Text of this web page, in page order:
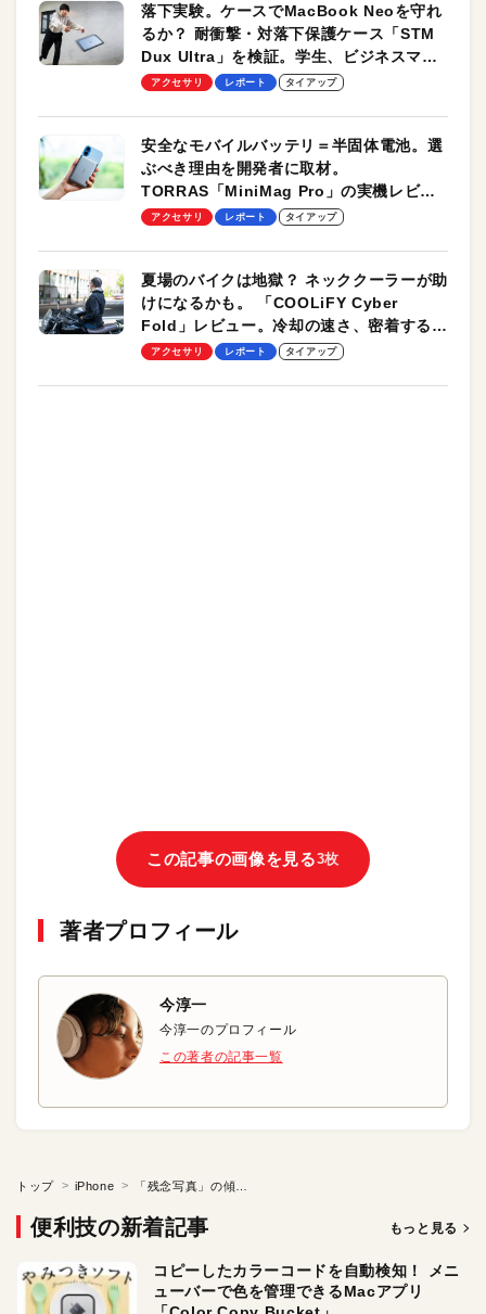
落下実験。ケースでMacBook Neoを守れ
るか？ 耐衝撃・対落下保護ケース「STM
Dux Ultra」を検証。学生、ビジネスマン
のモバイルユースに最適！
アクセサリ レポート タイアップ
安全なモバイルバッテリ＝半固体電池。選
ぶべき理由を開発者に取材。
TORRAS「MiniMag Pro」の実機レビュ
ーも
アクセサリ レポート タイアップ
夏場のバイクは地獄？ ネッククーラーが助
けになるかも。 「COOLiFY Cyber
Fold」レビュー。冷却の速さ、密着する冷
却プレート、シンプルな操作性がグッド！
アクセサリ レポート タイアップ
この記事の画像を見る3枚
著者プロフィール
今淳一
今淳一のプロフィール
この著者の記事一覧
トップ iPhone
便利技の新着記事 もっと見る
コピーしたカラーコードを自動検知！ メニ
ューバーで色を管理できるMacアプリ